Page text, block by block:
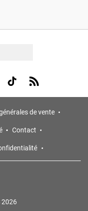
on Youtube
Visit us on Tiktok
Visit us on Rss
de vente
Contact
2026